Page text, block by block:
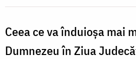
Foto:
Ceea ce va înduioşa mai
Dumnezeu în Ziua